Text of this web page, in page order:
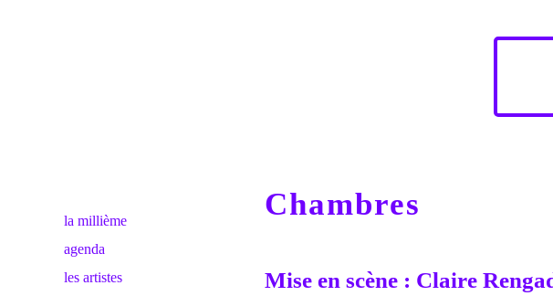
la millième
agenda
les artistes
Chambres
Mise en scène : Claire